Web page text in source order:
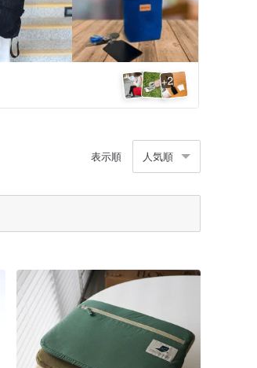
+2
表示順 人気順